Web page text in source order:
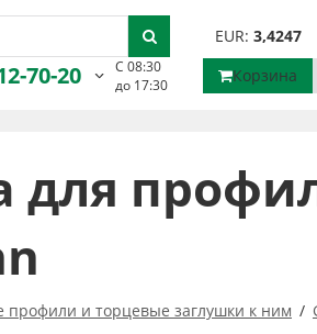
EUR: 3,4247
70-20
С 08:30
до 17:30
Корзина
для
профили и торцевые заглушки к ним